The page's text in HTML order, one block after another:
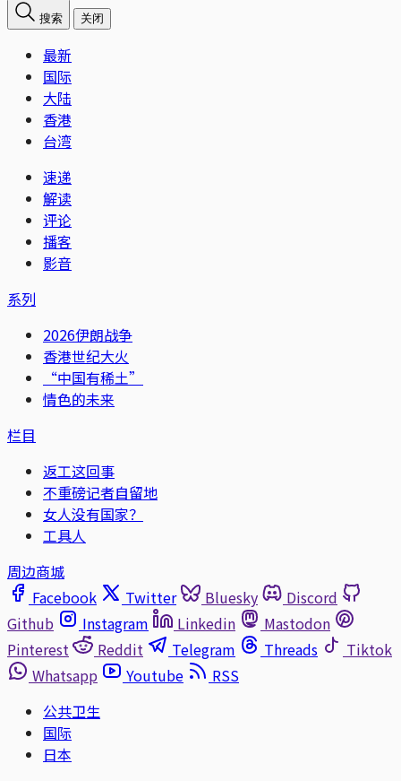
搜索 关闭
最新
国际
大陆
香港
台湾
速递
解读
评论
播客
影音
系列
2026伊朗战争
香港世纪大火
“中国有稀土”
情色的未来
栏目
返工这回事
不重磅记者自留地
女人没有国家？
工具人
周边商城
Facebook
Twitter Bluesky
Discord
Github
Instagram Linkedin
Mastodon
Pinterest
Reddit Telegram Threads
Tiktok
Whatsapp
Youtube
RSS
公共卫生
国际
日本